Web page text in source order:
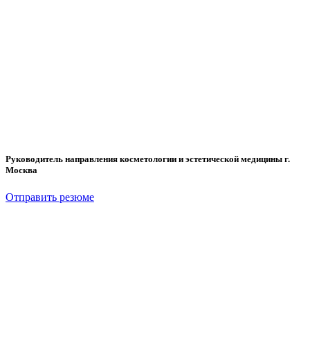
Руководитель направления косметологии и эстетической медицины г.
Москва
Отправить резюме